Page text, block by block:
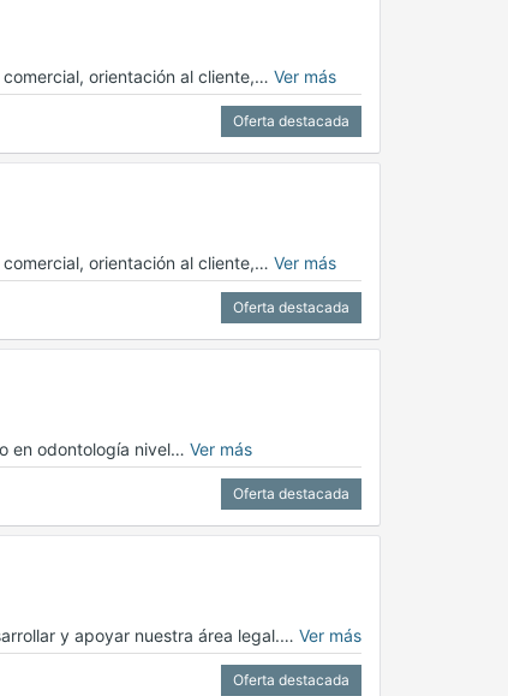
orientación al cliente,… Ver más
Oferta destacada
orientación al cliente,… Ver más
Oferta destacada
en odontología nivel… Ver más
Oferta destacada
y apoyar nuestra área legal.… Ver más
Oferta destacada